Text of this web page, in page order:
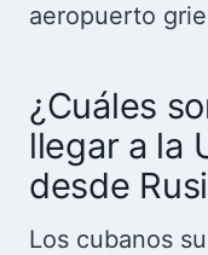
aeropuerto
¿Cuáles
llegar a la
desde
Los cubanos